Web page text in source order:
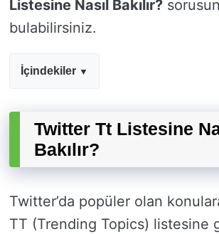
Listesine Nasıl Bakılır?
bulabilirsiniz.
İçindekiler
Twitter Tt Listesine
Bakılır?
Twitter’da popüler olan
TT (Trending Topics) listesine